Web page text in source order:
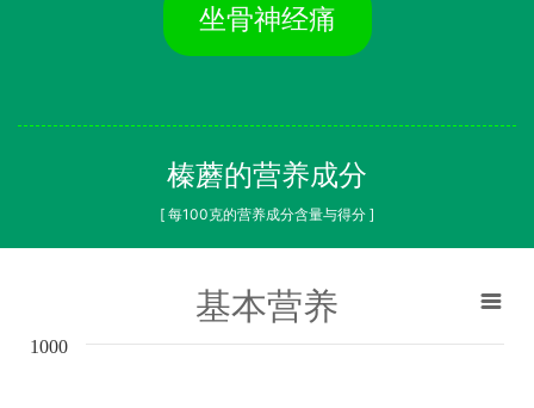
坐骨神经痛
榛蘑的营养成分
[ 每100克的营养成分含量与得分 ]
基本营养
1000